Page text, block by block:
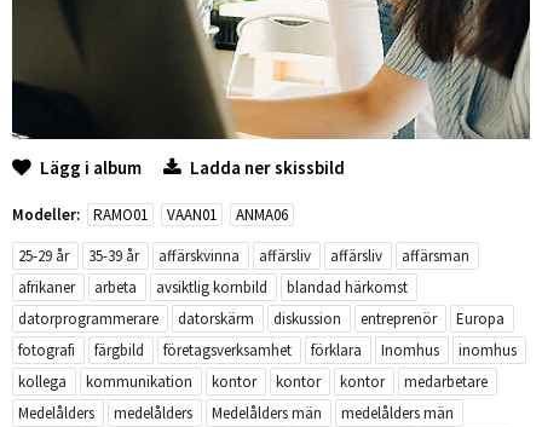
Lägg i album Ladda ner skissbild
Modeller: RAMO01 VAAN01
ANMA06
25-29 år
35-39 år affärskvinna affärsliv affärsliv
affärsman
afrikaner
arbeta avsiktlig kornbild
blandad härkomst
datorprogrammerare
datorskärm diskussion entreprenör
Europa
fotografi
färgbild företagsverksamhet förklara Inomhus
inomhus
kollega
kommunikation kontor kontor kontor
medarbetare
Medelålders
medelålders Medelålders män
medelålders män